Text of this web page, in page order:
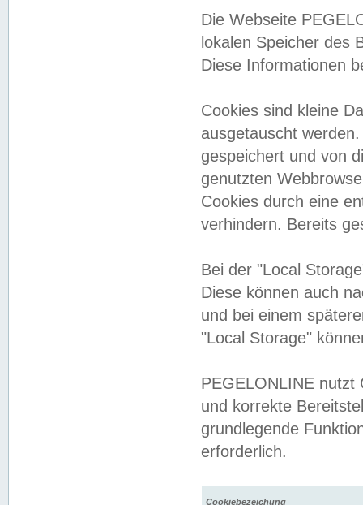
Die Webseite
lokalen Speicher des
Diese Informationen
Cookies sind kleine
ausgetauscht
gespeichert und von
genutzten
Cookies durch eine
verhindern. Bereits
Bei der "Local
Diese können auch
und bei einem
"Local Storage"
PEGELONLINE nutzt
und korrekte
grundlegende
erforderlich.
Cookiebezeichung